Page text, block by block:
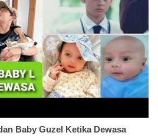
Baby Guzel Ketika Dewasa